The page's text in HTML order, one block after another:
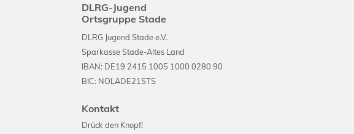
DLRG-Jugend
Ortsgruppe Stade
DLRG Jugend Stade e.V.
Sparkasse Stade-Altes Land
IBAN: DE19 2415 1005 1000 0280 90
BIC: NOLADE21STS
Kontakt
Drück den Knopf!